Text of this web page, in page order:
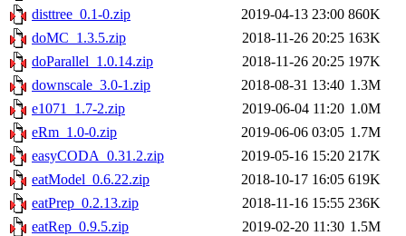
disttree_0.1-0.zip
2019-04-13 23:00 860K
doMC_1.3.5.zip
2018-11-26 20:25 163K
doParallel_1.0.14.zip
2018-11-26 20:25 197K
downscale_3.0-1.zip
2018-08-31 13:40 1.3M
e1071_1.7-2.zip
2019-06-04 11:20 1.0M
eRm_1.0-0.zip
2019-06-06 03:05 1.7M
easyCODA_0.31.2.zip
2019-05-16 15:20 217K
eatModel_0.6.22.zip
2018-10-17 16:05 619K
eatPrep_0.2.13.zip
2018-11-16 15:55 236K
eatRep_0.9.5.zip
2019-02-20 11:30 1.5M